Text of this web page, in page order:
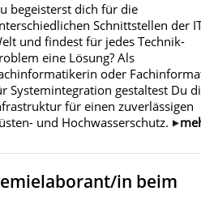
begeisterst dich für die
Schnittstellen der
und findest für jedes Technik-
eine Lösung? Als
oder
Systemintegration gestaltest Du
für einen zuverlässigen
und Hochwasserschutz.
in beim